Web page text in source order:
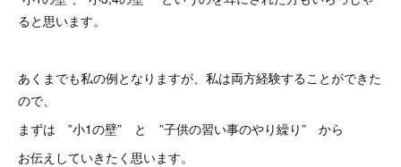
ると思います。
あくまでも私の例となりますが、私は両方経験することができた
ので、
まずは ”小1の壁” と ”子供の習い事のやり繰り” から
お伝えしていきたく思います。